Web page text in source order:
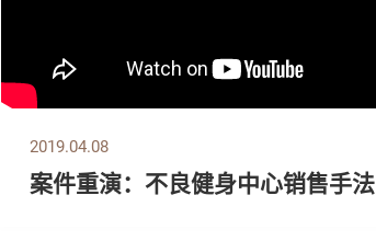
2019.04.08
案件重演：不良健身中心销售手法